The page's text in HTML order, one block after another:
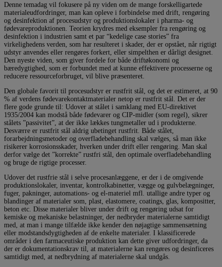
Denne temadag vil fokusere på ny viden om de mange forskelligartede
materialeudfordringer, man kan opleve i forbindelse med drift, rengøring
og desinfektion af procesudstyr og produktionslokaler i pharma- og
fødevareproduktionen. Teorien krydres med eksempler fra rengøring og
desinfektion i industrien samt et par “kedelige case stories” fra
virkelighedens verden, som har resulteret i skader, der er opstået, når rigtigt
udstyr anvendes eller rengøres forkert, eller simpelthen er dårligt designet.
Den nyeste viden, som giver fordele for både driftøkonomi og
bæredygtighed, som er forbundet med at kunne effektivere processerne og
reducere ressourceforbruget, vil blive præsenteret.
Den globale favorit til procesudstyr er rustfrit stål, og det er estimeret, at 90
% af verdens fødevarekontaktmaterialer netop er rustfrit stål. Det er der
flere gode grunde til: Udover at stålet i samklang med EU-direktivet
1935/2004 kan modstå både fødevarer og CIP-midler (som regel), sikrer
stålets ”passivitet”, at der ikke lækkes tungmetaller ud i produkterne.
Desværre er rustfrit stål aldrig ubetinget rustfrit. Både stålet,
forarbejdningsmetoder og overfladebehandling skal vælges, så man ikke
risikerer korrosionsskader, hverken under drift eller rengøring. Man skal
derfor vælge det ”korrekte” rustfri stål, den optimale overfladebehandling
og bruge de rigtige processer.
Udover det rustfrie stål i selve procesanlæggene, er der i de omgivende
produktionslokaler, inventar, kontrolkabinetter, vægge og gulvbelægninger,
fuger, pakninger, automations- og el-materiel mfl. utallige andre typer og
blandinger af materialer som, plast, elastomere, coatings, glas, kompositter,
beton etc. Disse materialer bliver under drift og rengøring udsat for
kemiske og mekaniske belastninger, der nedbryder materialerne samtidigt
med, at man i mange tilfælde ikke kender den nøjagtige sammensætning
eller modstandsdygtigheden af de enkelte materialer. I klassificerede
områder i den farmaceutiske produktion kan dette giver udfordringer, da
der er dokumentationskrav til, at materialerne kan rengøres og desinficeres
samtidigt med, at nedbrydning af materialerne skal undgås.